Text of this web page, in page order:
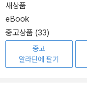
새상품
eBook
중고상품 (33)
중고
알라딘에 팔기